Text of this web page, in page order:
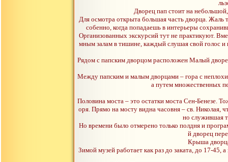
Дворец пап стоит на
Для осмотра открыта большая часть дворца. Жаль
собенно, когда попадаешь в интерьеры
Организованных экскурсий тут не практикуют.
мным залам в тишине, каждый слушая свой голос и
Рядом с папским дворцом расположен Малый
Между папским и малым дворцами – гора с
а путем множественных
Половина моста – это остатки моста Сен-Бенезе.
оря. Прямо на мосту видна часовня – св. Николая,
но служившая
Но времени было отмерено только полдня и
й дворец
Крыша
Зимой музей работает как раз до заката, до 17-45,